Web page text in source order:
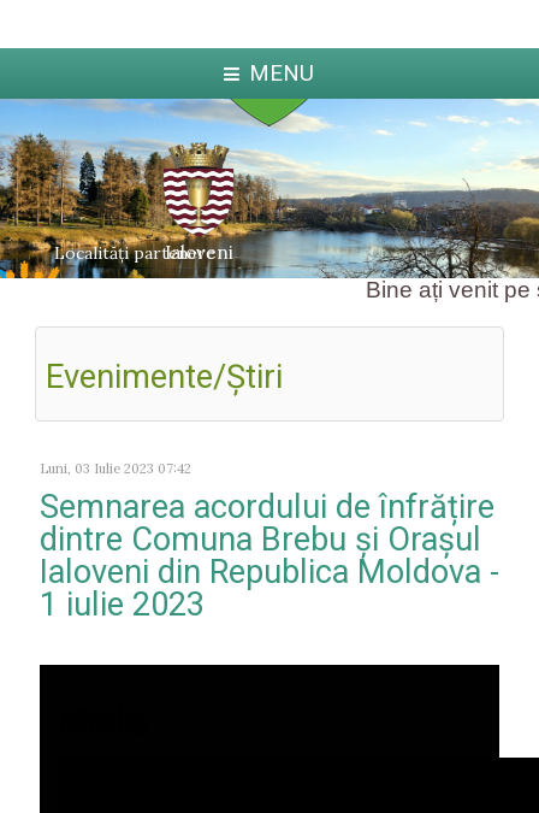
MENU
Localități partenere
Ialoveni
Bine ați venit pe
Evenimente/Ştiri
Luni, 03 Iulie 2023 07:42
Semnarea acordului de înfrățire
dintre Comuna Brebu și Orașul
Ialoveni din Republica Moldova -
1 iulie 2023